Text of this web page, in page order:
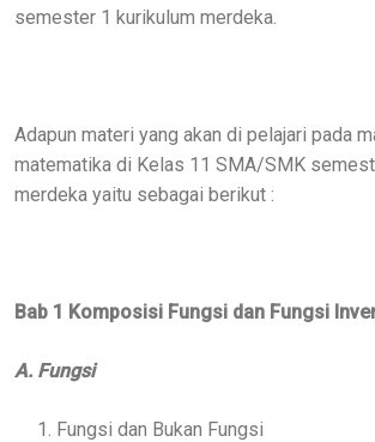
semester 1 kurikulum merdeka.
Adapun materi yang akan di pelajari pada
matematika di Kelas 11 SMA/SMK
merdeka yaitu sebagai berikut :
Bab 1 Komposisi Fungsi dan Fungsi
A. Fungsi
1. Fungsi dan Bukan Fungsi